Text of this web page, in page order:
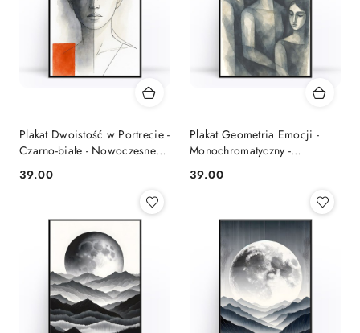
Plakat Dwoistość w Portrecie -
Czarno-białe - Nowoczesne
Cena:
39.00
Plakat Geometria Emocji -
Monochromatyczny -
Cena:
39.00